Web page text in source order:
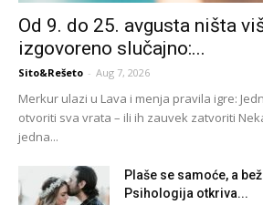
Od 9. do 25. avgusta ništa
izgovoreno slučajno:...
Sito&Rešeto - Aug 7, 2026
Merkur ulazi u Lava i menja pravila igre:
otvoriti sva vrata – ili ih zauvek zatvoriti
jedna...
Plaše se samoće, a
Psihologija otkriva...